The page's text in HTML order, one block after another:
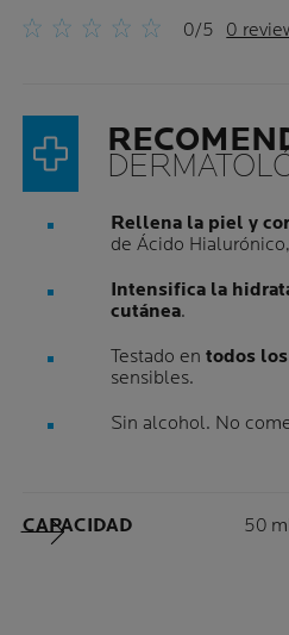
Siguiente Panel
0/5 0
Rellena la piel y
de Ácido
Intensifica la
cutánea.
Testado en todos
sensibles.
Sin alcohol. No
CAPACIDAD 50